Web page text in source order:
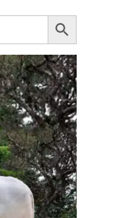
Search Button